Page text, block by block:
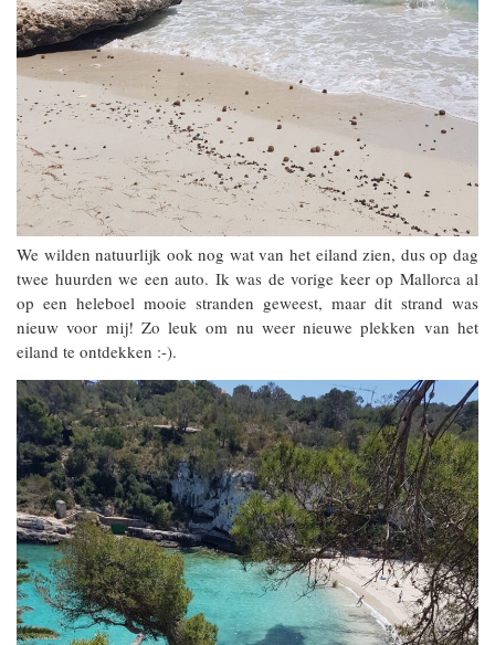
We wilden natuurlijk ook nog wat van het eiland zien, dus op dag
twee huurden we een auto. Ik was de vorige keer op Mallorca al
op een heleboel mooie stranden geweest, maar dit strand was
nieuw voor mij! Zo leuk om nu weer nieuwe plekken van het
eiland te ontdekken :-).